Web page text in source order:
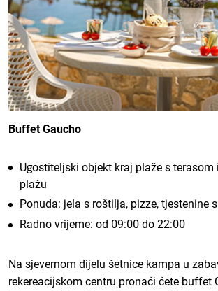
Buffet Gaucho
Ugostiteljski objekt kraj plaže s terasom
plažu
Ponuda: jela s roštilja, pizze, tjestenine
Radno vrijeme: od 09:00 do 22:00
Na sjevernom dijelu šetnice kampa u
rekereacijskom centru pronaći ćete buffet